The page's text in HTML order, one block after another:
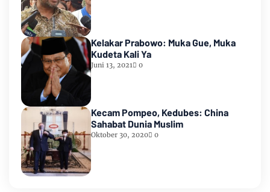
Kelakar Prabowo: Muka Gue, Muka
Kudeta Kali Ya
Juni 13, 2021 0
Kecam Pompeo, Kedubes: China
Sahabat Dunia Muslim
Oktober 30, 2020 0